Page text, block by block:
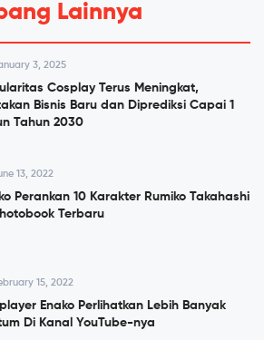
Lainnya
3, 2025
Cosplay Terus Meningkat,
Bisnis Baru dan Diprediksi Capai 1
Tahun 2030
13, 2022
Perankan 10 Karakter Rumiko Takahashi
Terbaru
15, 2022
Enako Perlihatkan Lebih Banyak
Di Kanal YouTube-nya